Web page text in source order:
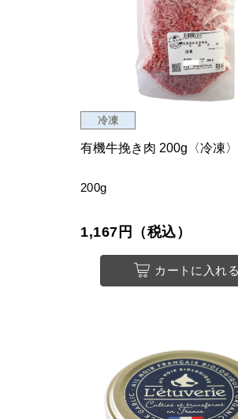
冷凍
有機牛挽き肉 200g〈冷凍〉
200g
1,167円（税込）
カートに入れる